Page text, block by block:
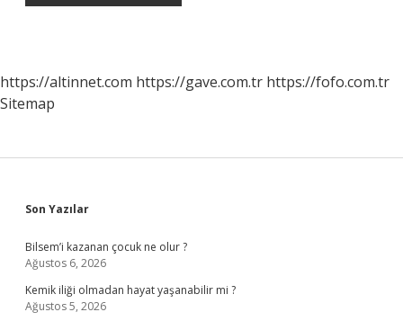
https://altinnet.com https://gave.com.tr https://fofo.com.tr
Sitemap
Sidebar
Son Yazılar
Bilsem’i kazanan çocuk ne olur ?
Ağustos 6, 2026
Kemik iliği olmadan hayat yaşanabilir mi ?
Ağustos 5, 2026